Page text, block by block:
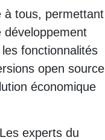
à tous, permettant
développement
fonctionnalités
open source
économique
experts du